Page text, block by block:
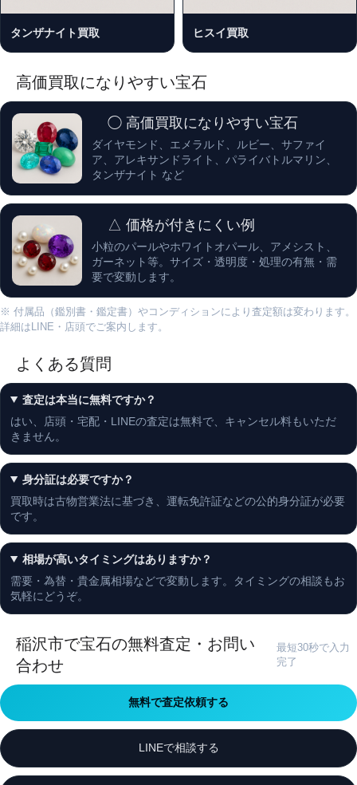
タンザナイト買取 ヒスイ買取
高価買取になりやすい宝石
◯ 高価買取になりやすい宝石
ダイヤモンド、エメラルド、ルビー、サファイ
ア、アレキサンドライト、パライバトルマリン、
タンザナイト など
△ 価格が付きにくい例
小粒のパールやホワイトオパール、アメシスト、
ガーネット等。サイズ・透明度・処理の有無・需
要で変動します。
※ 付属品（鑑別書・鑑定書）やコンディションにより査定額は変わります。
詳細はLINE・店頭でご案内します。
よくある質問
査定は本当に無料ですか？
はい、店頭・宅配・LINEの査定は無料で、キャンセル料もいただ
きません。
身分証は必要ですか？
買取時は古物営業法に基づき、運転免許証などの公的身分証が必要
です。
相場が高いタイミングはありますか？
需要・為替・貴金属相場などで変動します。タイミングの相談もお
気軽にどうぞ。
稲沢市で宝石の無料査定・お問い
合わせ
最短30秒で入力
完了
無料で査定依頼する
LINEで相談する